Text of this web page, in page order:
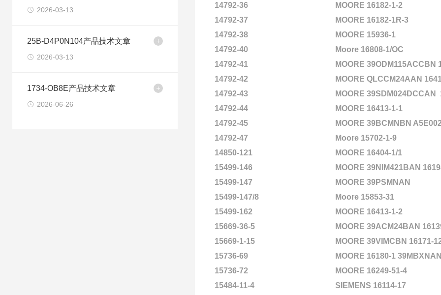
2026-03-13
25B-D4P0N104产品技术文章
2026-03-13
1734-OB8E产品技术文章
2026-06-26
14792-36
MOORE 16182-1-2
14792-37
MOORE 16182-1R-3
14792-38
MOORE 15936-1
14792-40
Moore 16808-1/OC
14792-41
MOORE 39ODM115ACCBN
14792-42
MOORE QLCCM24AAN
14792-43
MOORE 39SDM024DCCAN
14792-44
MOORE 16413-1-1
14792-45
MOORE 39BCMNBN
14792-47
Moore 15702-1-9
14850-121
MOORE 16404-1/1
15499-146
MOORE 39NIM421BAN
15499-147
MOORE 39PSMNAN
15499-147/8
Moore 15853-31
15499-162
MOORE 16413-1-2
15669-36-5
MOORE 39ACM24BAN
15669-1-15
MOORE 39VIMCBN 16171-
15736-69
MOORE 16180-1 39MBXNAN
15736-72
MOORE 16249-51-4
15484-11-4
SIEMENS 16114-17